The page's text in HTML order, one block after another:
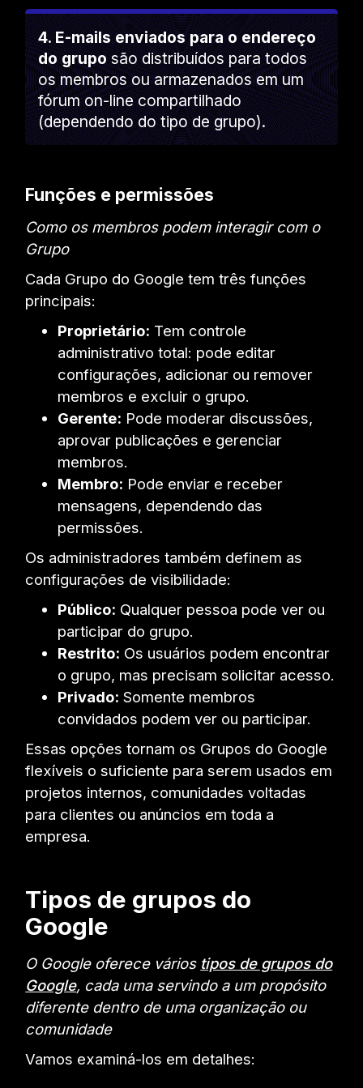
4. E-mails enviados para o endereço
do gruposão distribuídos para todos
os membros ou armazenados em um
fórum on-line compartilhado
(dependendo do tipo de grupo).
Funções e permissões
Como os membros podem interagir com o
Grupo
Cada Grupo do Google tem três funções
principais:
Proprietário: Tem controle
administrativo total: pode editar
configurações, adicionar ou remover
membros e excluir o grupo.
Gerente: Pode moderar discussões,
aprovar publicações e gerenciar
membros.
Membro: Pode enviar e receber
mensagens, dependendo das
permissões.
Os administradores também definem as
configurações de visibilidade:
Público: Qualquer pessoa pode ver ou
participar do grupo.
Restrito: Os usuários podem encontrar
o grupo, mas precisam solicitar acesso.
Privado: Somente membros
convidados podem ver ou participar.
Essas opções tornam os Grupos do Google
flexíveis o suficiente para serem usados em
projetos internos, comunidades voltadas
para clientes ou anúncios em toda a
empresa.
Tipos de grupos do
Google
O Google oferece vários tipos de grupos do
Google, cada uma servindo a um propósito
diferente dentro de uma organização ou
comunidade
Vamos examiná-los em detalhes: